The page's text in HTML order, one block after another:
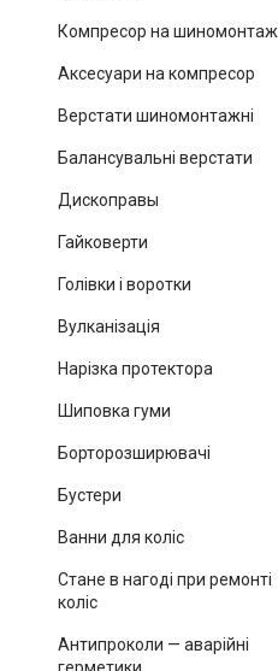
Компресор на шиномонтаж
Аксесуари на компресор
Верстати шиномонтажні
Балансувальні верстати
Дископравы
Гайковерти
Голівки і воротки
Вулканізація
Нарізка протектора
Шиповка гуми
Борторозширювачі
Бустери
Ванни для коліс
Стане в нагоді при ремонті
коліс
Антипроколи — аварійні